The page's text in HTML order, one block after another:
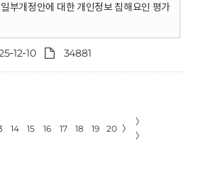
부개정안에 대한 개인정보 침해요인 평가
12-10 34881
14 15 16 17 18 19 20 〉
〉
〉